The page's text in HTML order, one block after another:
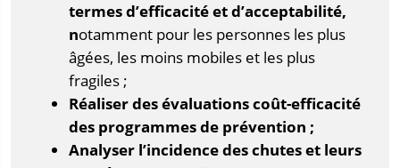
termes d’efficacité et d’acceptabilité,
notamment pour les personnes les plus
âgées, les moins mobiles et les plus
fragiles ;
Réaliser des évaluations coût-efficacité
des programmes de prévention ;
Analyser l’incidence des chutes et leurs